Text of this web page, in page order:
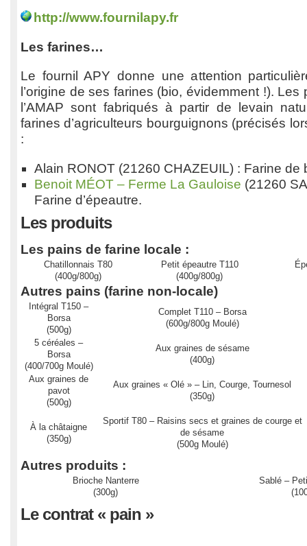
http://www.fournilapy.fr
Les farines…
Le fournil APY donne une attention
l’origine de ses farines (bio, évidemment !).
l’AMAP sont fabriqués à partir de levain
farines d’agriculteurs bourguignons (précisés
:
Alain RONOT (21260 CHAZEUIL) : Farine de
Benoit MÉOT – Ferme La Gauloise (21260
Farine d’épeautre.
Les produits
Les pains de farine locale :
Chatillonnais T80
(400g/800g)
Petit épeautre T110
(400g/800g)
Autres pains (farine non-locale)
Intégral T150 –
Borsa
(500g)
Complet T110 – Borsa
(600g/800g Moulé)
5 céréales –
Borsa
(400/700g Moulé)
Aux graines de sésame
(400g)
Aux graines de
pavot
(500g)
Aux graines « Olé » – Lin, Courge, Tournesol
(350g)
À la châtaigne
(350g)
Sportif T80 – Raisins secs et graines de courge et
de sésame
(500g Moulé)
Autres produits :
Brioche Nanterre
(300g)
Sablé –
Le contrat « pain »